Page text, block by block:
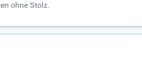
ohne Stolz.